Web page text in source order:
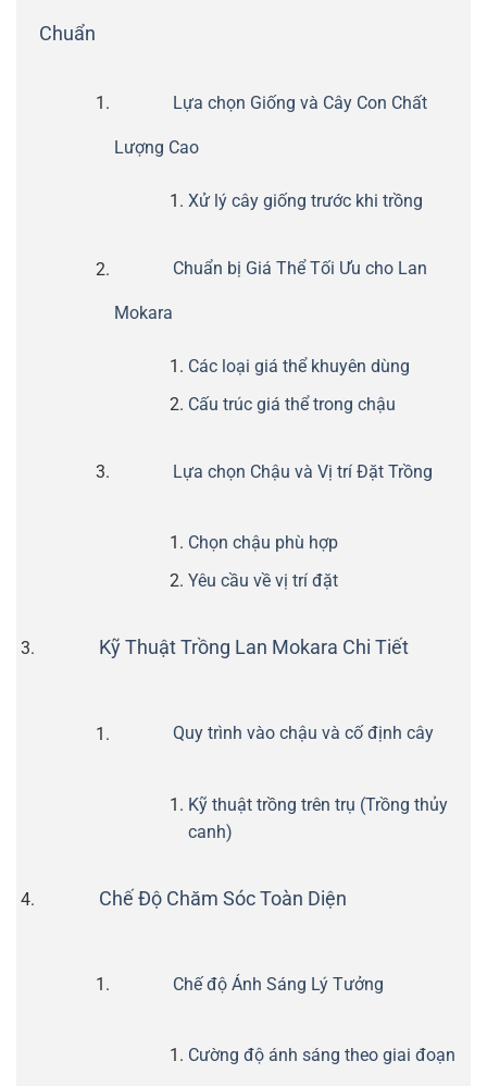
Chuẩn
Lựa chọn Giống và Cây Con Chất
Lượng Cao
Xử lý cây giống trước khi trồng
Chuẩn bị Giá Thể Tối Ưu cho Lan
Mokara
Các loại giá thể khuyên dùng
Cấu trúc giá thể trong chậu
Lựa chọn Chậu và Vị trí Đặt Trồng
Chọn chậu phù hợp
Yêu cầu về vị trí đặt
Kỹ Thuật Trồng Lan Mokara Chi Tiết
Quy trình vào chậu và cố định cây
Kỹ thuật trồng trên trụ (Trồng thủy
canh)
Chế Độ Chăm Sóc Toàn Diện
Chế độ Ánh Sáng Lý Tưởng
Cường độ ánh sáng theo giai đoạn